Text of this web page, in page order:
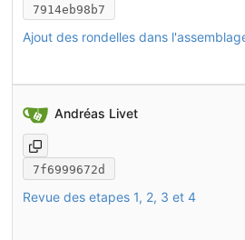
7914eb98b7
Andréas Livet
7f6999672d
Revue des etapes 1, 2, 3 et 4